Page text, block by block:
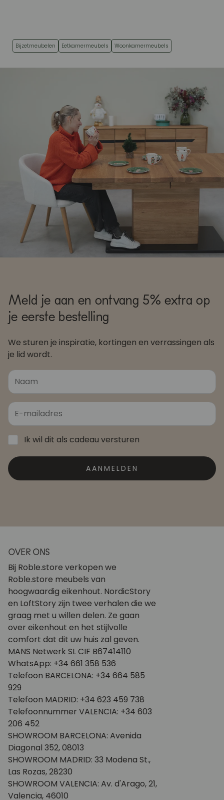
Bijzetmeubelen Eetkamermeubels Woonkamermeubels
Meld je aan en ontvang 5% extra op
je eerste bestelling
We sturen je inspiratie, kortingen en verrassingen als
je lid wordt.
Ik wil dit als cadeau versturen
AANMELDEN
OVER ONS
Bij Roble.store verkopen we
Roble.store meubels van
hoogwaardig eikenhout. NordicStory
en LoftStory zijn twee verhalen die we
graag met u willen delen. Ze gaan
over eikenhout en het stijlvolle
comfort dat dit uw huis zal geven.
MANS Netwerk SL CIF B67414110
WhatsApp: +34 661 358 536
Telefoon BARCELONA: +34 664 585
929
Telefoon MADRID: +34 623 459 738
Telefoonnummer VALENCIA: +34 603
206 452
SHOWROOM BARCELONA: Avenida
Diagonal 352, 08013
SHOWROOM MADRID: 33 Modena St.,
Las Rozas, 28230
SHOWROOM VALENCIA: Av. d'Arago, 21,
Valencia, 46010